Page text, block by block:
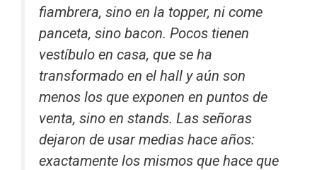
fiambrera, sino en la topper, ni come
panceta, sino bacon. Pocos tienen
vestíbulo en casa, que se ha
transformado en el hall y aún son
menos los que exponen en puntos de
venta, sino en stands. Las señoras
dejaron de usar medias hace años:
exactamente los mismos que hace que